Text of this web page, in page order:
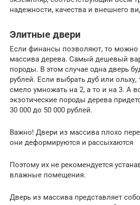
надежности, качества и внешнего
Элитные двери
Если финансы позволяют, то можно
массива дерева. Самый дешевый
породы. В этом случае одна дверь
рублей. Если выбрать дуб или
смело умножать на 2, а то и на 3. А
экзотические породы дерева
30 000 до 50 000 рублей.
Важно! Двери из массива плохо
они деформируются и рассыхаются
Поэтому их не рекомендуется
влажные помещения.
Дверь из массива представляет